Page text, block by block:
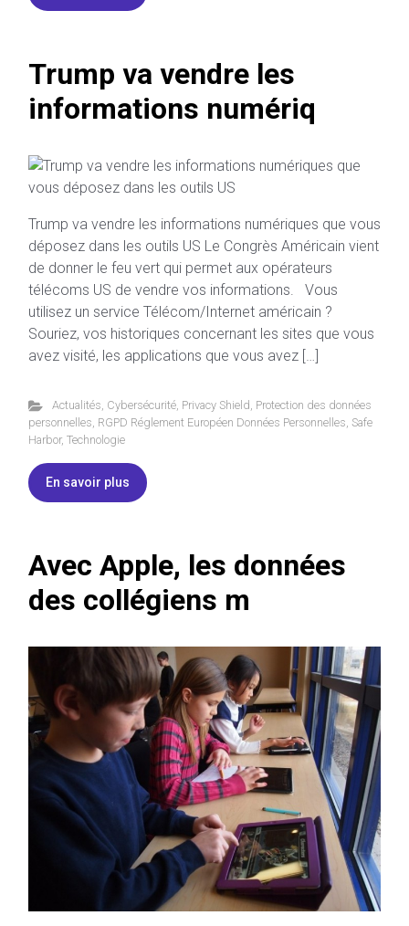
Trump va vendre les
informations numériq
Trump va vendre les informations numériques que vous
déposez dans les outils US Le Congrès Américain vient
de donner le feu vert qui permet aux opérateurs
télécoms US de vendre vos informations. Vous
utilisez un service Télécom/Internet américain ?
Souriez, vos historiques concernant les sites que vous
avez visité, les applications que vous avez […]
Actualités, Cybersécurité, Privacy Shield, Protection des données
personnelles, RGPD Réglement Européen Données Personnelles, Safe
Harbor, Technologie
En savoir plus
Avec Apple, les données
des collégiens m